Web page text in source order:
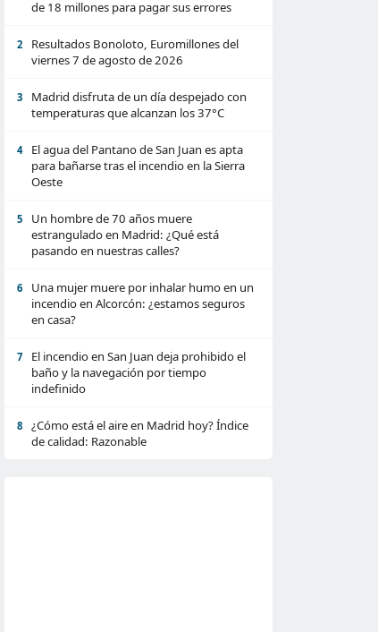
de 18 millones para pagar sus errores
2
Resultados Bonoloto, Euromillones del
viernes 7 de agosto de 2026
3
Madrid disfruta de un día despejado con
temperaturas que alcanzan los 37°C
4
El agua del Pantano de San Juan es apta
para bañarse tras el incendio en la Sierra
Oeste
5
Un hombre de 70 años muere
estrangulado en Madrid: ¿Qué está
pasando en nuestras calles?
6
Una mujer muere por inhalar humo en un
incendio en Alcorcón: ¿estamos seguros
en casa?
7
El incendio en San Juan deja prohibido el
baño y la navegación por tiempo
indefinido
8
¿Cómo está el aire en Madrid hoy? Índice
de calidad: Razonable